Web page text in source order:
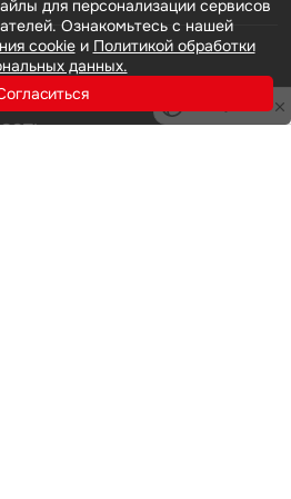
для персонализации сервисов
Ознакомьтесь с нашей
cookieи Политикой обработки
данных.